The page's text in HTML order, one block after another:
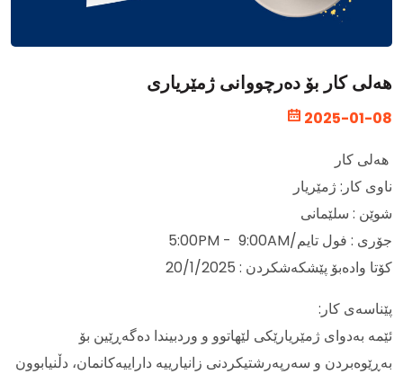
هەلی کار بۆ دەرچووانی ژمێریاری
2025-01-08
هەلی کار
ناوی کار: ژمێریار
شوێن : سلێمانی
جۆری : فول تایم/5:00PM - 9:00AM
کۆتا وادەبۆ پێشکەشکردن : 20/1/2025
پێناسەی کار:
ئێمە بەدوای ژمێریارێکی لێهاتوو و وردبیندا دەگەڕێین بۆ
بەڕێوەبردن و سەرپەرشتیکردنی زانیارییە داراییەکانمان، دڵنیابوون